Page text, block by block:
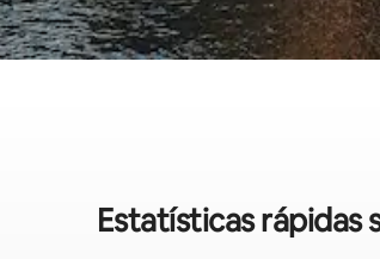
Estatísticas rápidas